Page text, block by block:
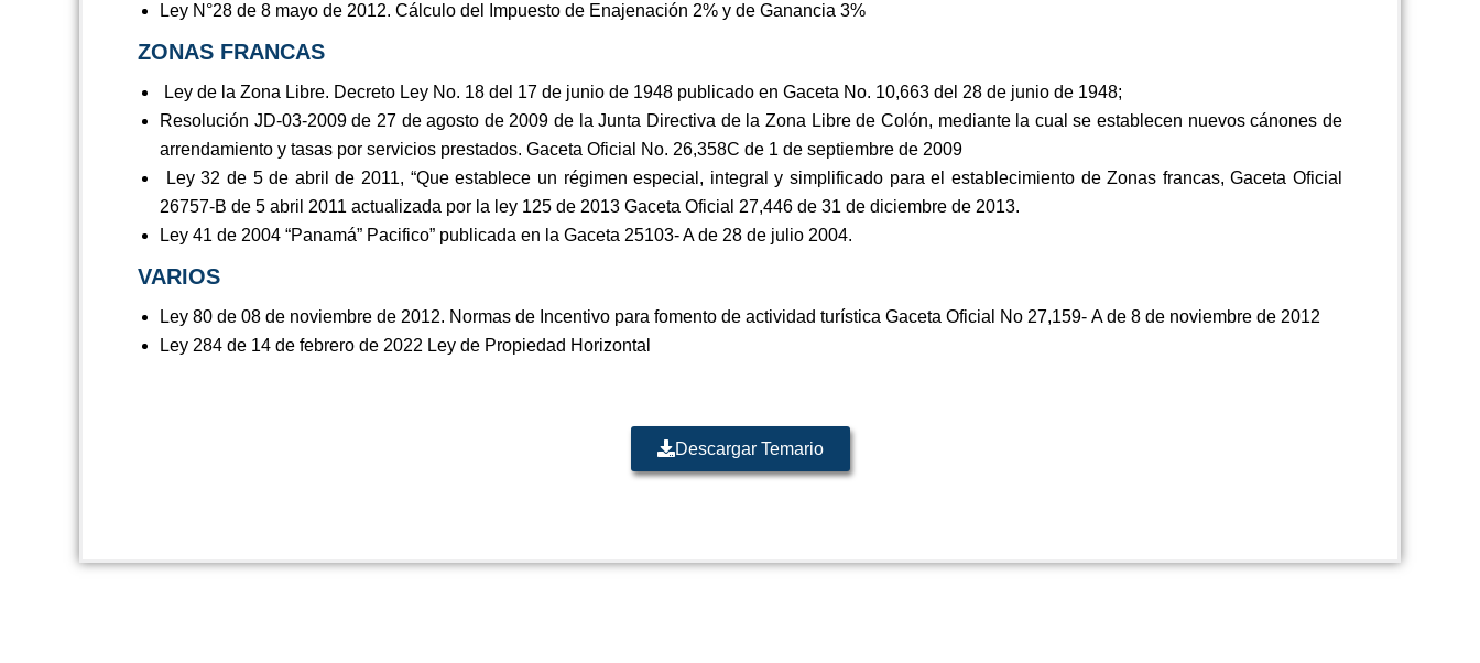
Ley N°28 de 8 mayo de 2012. Cálculo del Impuesto de Enajenación 2% y de Ganancia 3%
ZONAS FRANCAS
Ley de la Zona Libre. Decreto Ley No. 18 del 17 de junio de 1948 publicado en Gaceta No. 10,663 del 28 de junio de 1948;
Resolución JD-03-2009 de 27 de agosto de 2009 de la Junta Directiva de la Zona Libre de Colón, mediante la cual se establecen nuevos cánones de
arrendamiento y tasas por servicios prestados. Gaceta Oficial No. 26,358C de 1 de septiembre de 2009
Ley 32 de 5 de abril de 2011, “Que establece un régimen especial, integral y simplificado para el establecimiento de Zonas francas, Gaceta Oficial
26757-B de 5 abril 2011 actualizada por la ley 125 de 2013 Gaceta Oficial 27,446 de 31 de diciembre de 2013.
Ley 41 de 2004 “Panamá” Pacifico” publicada en la Gaceta 25103- A de 28 de julio 2004.
VARIOS
Ley 80 de 08 de noviembre de 2012. Normas de Incentivo para fomento de actividad turística Gaceta Oficial No 27,159- A de 8 de noviembre de 2012
Ley 284 de 14 de febrero de 2022 Ley de Propiedad Horizontal
Descargar Temario